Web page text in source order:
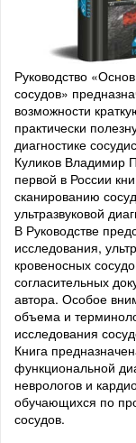
Руководство
сосудов»
возможности
практически
диагностике
Куликов Владимир
первой в России
сканированию
ультразвуковой
В Руководстве
исследования,
кровеносных
согласительных
автора. Особое
объема и
исследования
Книга
функциональной
неврологов и
обучающихся по
сосудов.